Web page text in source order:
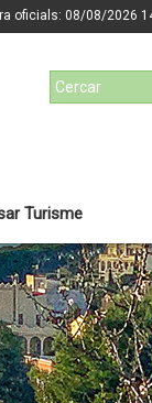
oficials: 08/08/2026
Turisme